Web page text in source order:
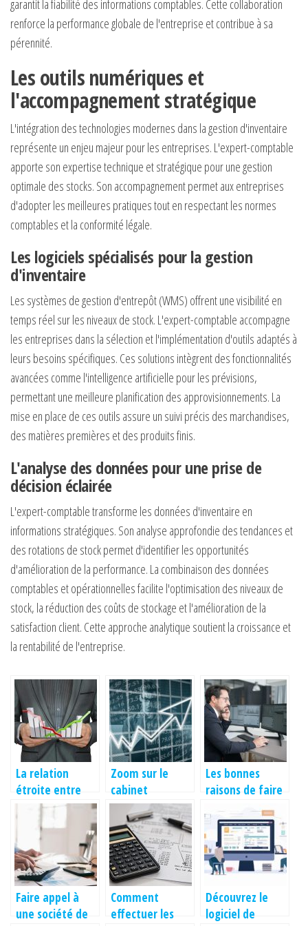
garantit la fiabilité des informations comptables. Cette collaboration
renforce la performance globale de l'entreprise et contribue à sa
pérennité.
Les outils numériques et
l'accompagnement stratégique
L'intégration des technologies modernes dans la gestion d'inventaire
représente un enjeu majeur pour les entreprises. L'expert-comptable
apporte son expertise technique et stratégique pour une gestion
optimale des stocks. Son accompagnement permet aux entreprises
d'adopter les meilleures pratiques tout en respectant les normes
comptables et la conformité légale.
Les logiciels spécialisés pour la gestion
d'inventaire
Les systèmes de gestion d'entrepôt (WMS) offrent une visibilité en
temps réel sur les niveaux de stock. L'expert-comptable accompagne
les entreprises dans la sélection et l'implémentation d'outils adaptés à
leurs besoins spécifiques. Ces solutions intègrent des fonctionnalités
avancées comme l'intelligence artificielle pour les prévisions,
permettant une meilleure planification des approvisionnements. La
mise en place de ces outils assure un suivi précis des marchandises,
des matières premières et des produits finis.
L'analyse des données pour une prise de
décision éclairée
L'expert-comptable transforme les données d'inventaire en
informations stratégiques. Son analyse approfondie des tendances et
des rotations de stock permet d'identifier les opportunités
d'amélioration de la performance. La combinaison des données
comptables et opérationnelles facilite l'optimisation des niveaux de
stock, la réduction des coûts de stockage et l'amélioration de la
satisfaction client. Cette approche analytique soutient la croissance et
la rentabilité de l'entreprise.
La relation
étroite entre
expert-
comptable et
entreprise
Zoom sur le
cabinet
d’experts
comptables
Les bonnes
raisons de faire
appel à une
société de levée
de fonds
Faire appel à
une société de
Comment
effectuer les
Découvrez le
logiciel de